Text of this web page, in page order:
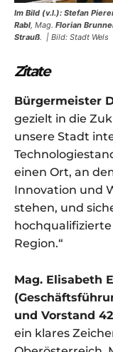
Im Bild (v.l.): Stefan
Rabl, Mag. Florian
Strauß. | Bild: Stadt Wels
Zitate
Bürgermeister
gezielt in die
unsere Stadt
einen Ort, an
Innovation und
stehen, und
Region.“
Mag. Elisabeth
und Vorstand
ein klares